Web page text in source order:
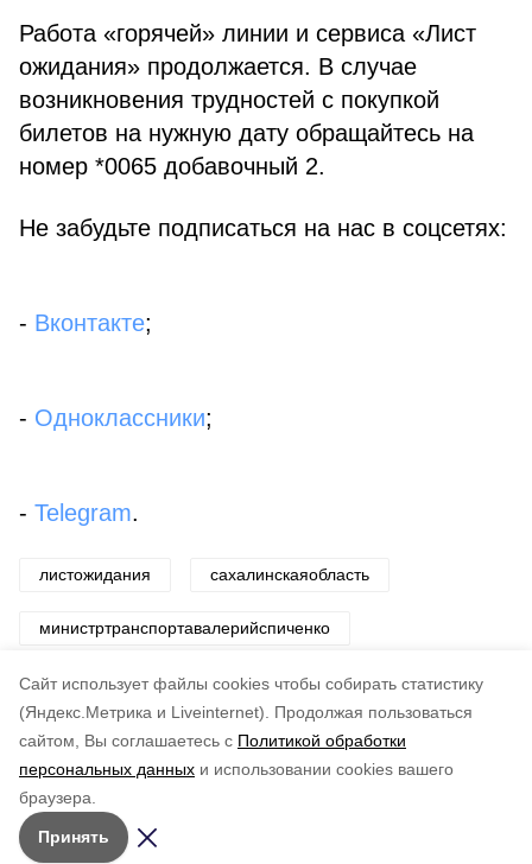
Cайт использует файлы cookies чтобы собирать статистику
(Яндекс.Метрика и Liveinternet).
Продолжая пользоваться
сайтом, Вы соглашаетесь с Политикой обработки
персональных данных и использовании cookies вашего
браузера.
Принять
Работа «горячей» линии и сервиса «Лист
ожидания» продолжается. В случае
возникновения трудностей с покупкой
билетов на нужную дату обращайтесь на
номер *0065 добавочный 2.
Не забудьте подписаться на нас в соцсетях:
- Вконтакте;
- Одноклассники;
- Telegram.
листожидания сахалинскаяобласть
министртранспортавалерийспиченко
бронированиебилетов
по оценке
5